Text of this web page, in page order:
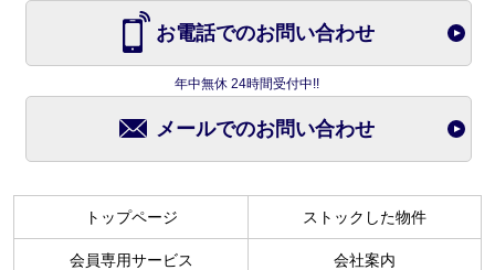
お電話でのお問い合わせ
年中無休 24時間受付中!!
メールでのお問い合わせ
トップページ ストックした物件
会員専用サービス 会社案内